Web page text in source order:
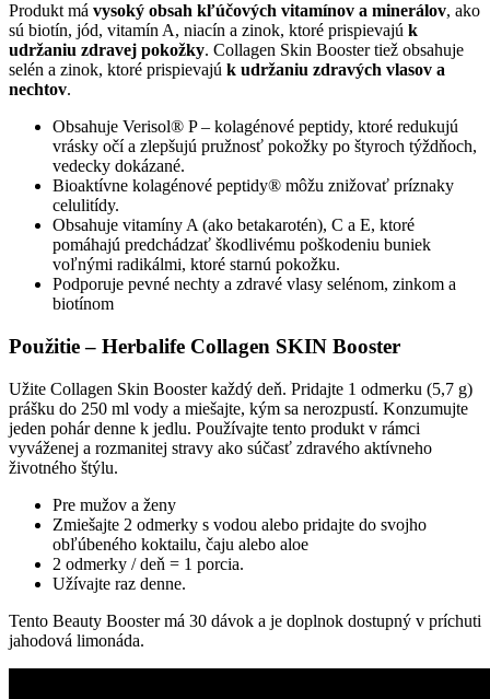
Produkt má vysoký obsah kľúčových vitamínov a minerálov, ako
sú biotín, jód, vitamín A, niacín a zinok, ktoré prispievajú k
udržaniu zdravej pokožky. Collagen Skin Booster tiež obsahuje
selén a zinok, ktoré prispievajú k udržaniu zdravých vlasov a
nechtov.
Obsahuje Verisol® P – kolagénové peptidy, ktoré redukujú
vrásky očí a zlepšujú pružnosť pokožky po štyroch týždňoch,
vedecky dokázané.
Bioaktívne kolagénové peptidy® môžu znižovať príznaky
celulitídy.
Obsahuje vitamíny A (ako betakarotén), C a E, ktoré
pomáhajú predchádzať škodlivému poškodeniu buniek
voľnými radikálmi, ktoré starnú pokožku.
Podporuje pevné nechty a zdravé vlasy selénom, zinkom a
biotínom
Použitie – Herbalife Collagen SKIN Booster
Užite Collagen Skin Booster každý deň. Pridajte 1 odmerku (5,7 g)
prášku do 250 ml vody a miešajte, kým sa nerozpustí. Konzumujte
jeden pohár denne k jedlu. Používajte tento produkt v rámci
vyváženej a rozmanitej stravy ako súčasť zdravého aktívneho
životného štýlu.
Pre mužov a ženy
Zmiešajte 2 odmerky s vodou alebo pridajte do svojho
obľúbeného koktailu, čaju alebo aloe
2 odmerky / deň = 1 porcia.
Užívajte raz denne.
Tento Beauty Booster má 30 dávok a je doplnok dostupný v príchuti
jahodová limonáda.